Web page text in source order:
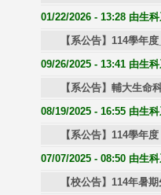
01/22/2026 - 13:28 由生
【系公告】114學年
09/26/2025 - 13:41 由生
【系公告】輔大生命
08/19/2025 - 16:55 由生
【系公告】114學年
07/07/2025 - 08:50 由生
【校公告】114年暑